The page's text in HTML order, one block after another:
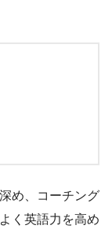
め、コーチング
く英語力を高め